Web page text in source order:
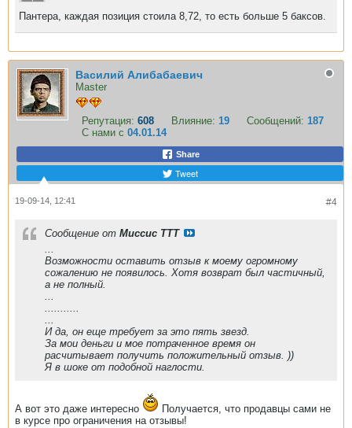
Пантера, каждая позиция стоила 8,72, то есть больше 5 баксов.
Василий Алибабаевич
Master
Репутация: 608 Влияние: 19 Сообщений: 187
С нами с 04.01.14
Share
Tweet
#4
19-09-14, 12:41
Сообщение от Миссис ТТТ
Возможности оставить отзыв к моему огромному
сожалению не появилось. Хотя возврат был частичный,
а не полный.
И да, он еще требует за это пять звезд.
За мои деньги и мое потраченное время он
расчитывает получить положительный отзыв. ))
Я в шоке от подобной наглости.
А вот это даже интересно
Получается, что продавцы сами не
в курсе про ограничения на отзывы!